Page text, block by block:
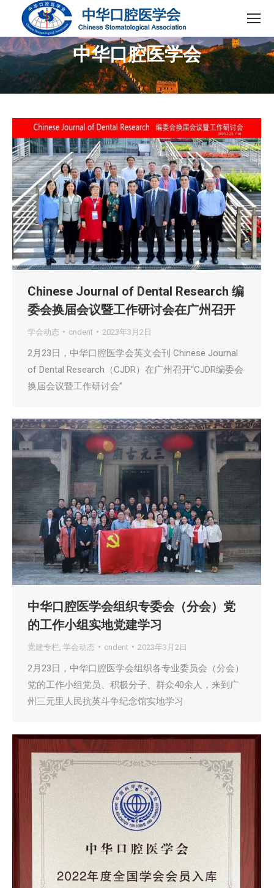
中华口腔医学会
您在这里：
Chinese Journal of Dental Research 编
委会换届会议暨工作研讨会在广州召开
学会动态 cndent 2023年3月2日
2月23日，中华口腔医学会英文会刊 Chinese Journal
of Dental Research（CJDR）在广州召开“CJDR编委会
换届会议暨工作研讨会”
中华口腔医学会组织专委会（分会）党
的工作小组实地党建学习
党建专栏 学会动态 cndent 2023年3月2日
2月23日，中华口腔医学会组织各专业委员会（分会）
党的工作小组党员、积极分子、群众40余人，来到广
州三元里人民抗英斗争纪念馆实地学习